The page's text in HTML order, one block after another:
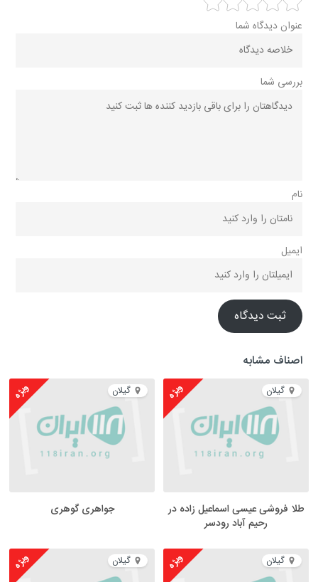
عنوان دیدگاه شما
بررسی شما
نام
ایمیل
ثبت دیدگاه
اصناف مشابه
گیلان ویژه
طلا فروشی عیسی اسماعیل زاده در
رحیم آباد رودسر
گیلان ویژه
جواهری گوهری
گیلان ویژه گیلان ویژه